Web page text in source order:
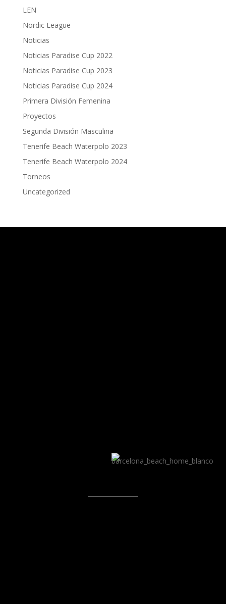
LEN
Nordic League
Noticias
Noticias Paradise Cup 2022
Noticias Paradise Cup 2023
Noticias Paradise Cup 2024
Primera División Femenina
Proyectos
Segunda División Masculina
Tenerife Beach Waterpolo 2023
Tenerife Beach Waterpolo 2024
Torneos
Uncategorized